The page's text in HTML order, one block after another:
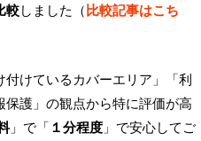
較しました（比較記事はこち
けているカバーエリア」「利
護」の観点から特に評価が高
」で「 １分程度 」で安心してご